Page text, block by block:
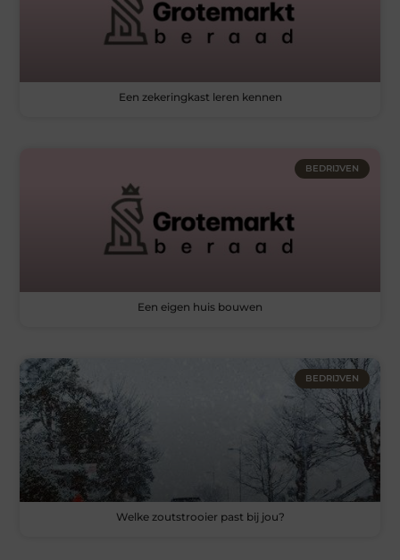
Een zekeringkast leren kennen
BEDRIJVEN
Een eigen huis bouwen
BEDRIJVEN
Welke zoutstrooier past bij jou?